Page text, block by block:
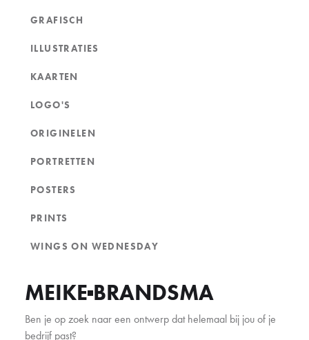
MEIKE BRANDSMA
Ben je op zoek naar een ontwerp dat helemaal bij jou of je
bedrijf past?
GRAFISCH
ILLUSTRATIES
KAARTEN
LOGO'S
ORIGINELEN
PORTRETTEN
POSTERS
PRINTS
WINGS ON WEDNESDAY